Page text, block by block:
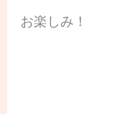
お楽しみ！